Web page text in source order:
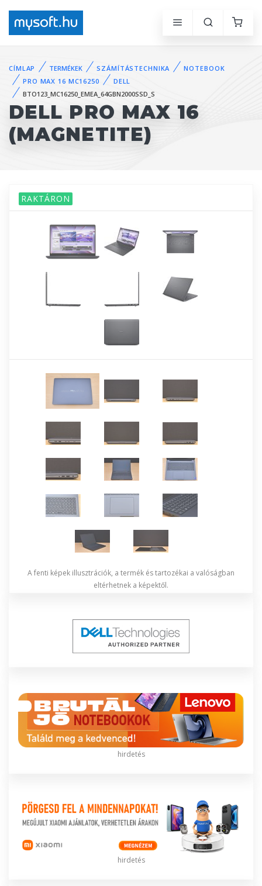
CÍMLAP TERMÉKEK SZÁMÍTÁSTECHNIKA
NOTEBOOK
PRO MAX 16 MC16250
DELL
BTO123_MC16250_EMEA_64GBN2000SSD_S
DELL PRO MAX 16
(MAGNETITE)
RAKTÁRON
A fenti képek illusztrációk, a termék és tartozékai a valóságban
eltérhetnek a képektől.
hirdetés
hirdetés